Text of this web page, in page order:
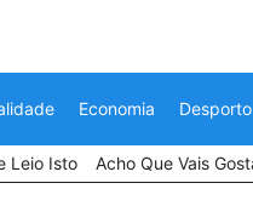
Economia Desporto
Leio Isto Acho Que Vais